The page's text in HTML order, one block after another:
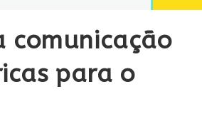
comunicação
para o